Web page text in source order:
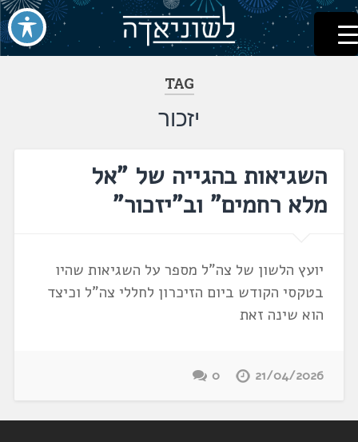
דלג
לתוכן
לשוניאדה
עברית. לשון. שפה
TAG
יזכור
השגיאות בהגייה של "אל
מלא רחמים" וב"יזכור"
יועץ הלשון של צה"ל מספר על השגיאות שהיו
בטקסי הקודש ביום הזיכרון לחללי צה"ל וכיצד
הוא שינה זאת
21/04/2026
0